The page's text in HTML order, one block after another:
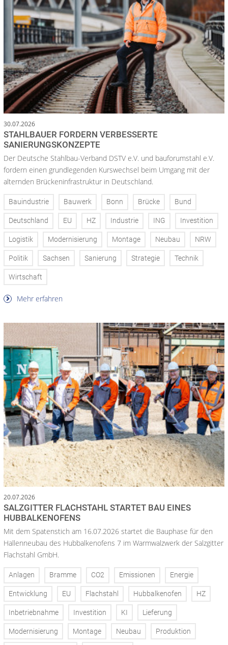
30.07.2026
STAHLBAUER FORDERN VERBESSERTE
SANIERUNGSKONZEPTE
Der Deutsche Stahlbau-Verband DSTV e.V. und bauforumstahl e.V.
fordern einen grundlegenden Kurswechsel beim Umgang mit der
alternden Brückeninfrastruktur in Deutschland.
Bauindustrie Bauwerk Bonn Brücke Bund
Deutschland EU HZ Industrie ING Investition
Logistik Modernisierung Montage Neubau NRW
Politik Sachsen Sanierung Strategie Technik
Wirtschaft
Mehr erfahren
20.07.2026
SALZGITTER FLACHSTAHL STARTET BAU EINES
HUBBALKENOFENS
Mit dem Spatenstich am 16.07.2026 startet die Bauphase für den
Hallenneubau des Hubbalkenofens 7 im Warmwalzwerk der Salzgitter
Flachstahl GmbH.
Anlagen Bramme CO2 Emissionen Energie
Entwicklung EU Flachstahl Hubbalkenofen HZ
Inbetriebnahme Investition KI Lieferung
Modernisierung Montage Neubau Produktion